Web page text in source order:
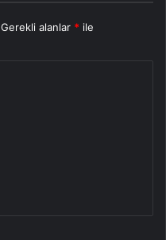
Gerekli alanlar * ile